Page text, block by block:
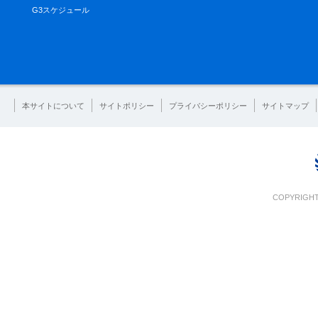
G3スケジュール
本サイトについて サイトポリシー プライバシーポリシー サイトマップ